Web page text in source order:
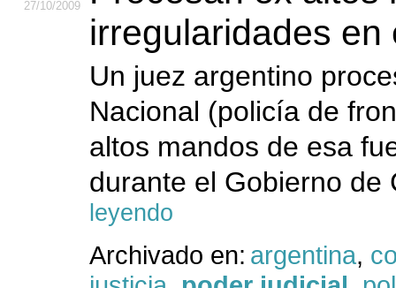
27/10/2009
irregularidades
Un juez argentino
Nacional (policía de
altos mandos de esa
durante el Gobierno
leyendo
Archivado en: argentina,